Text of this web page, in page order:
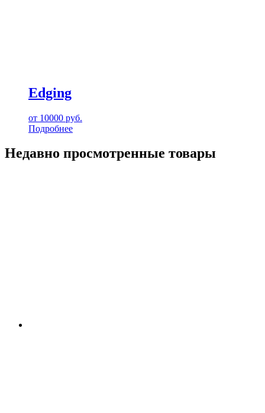
Edging
от 10000 руб.
Подробнее
Недавно просмотренные товары